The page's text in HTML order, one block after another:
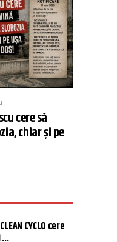
cere să
chiar și pe
CYCLO cere